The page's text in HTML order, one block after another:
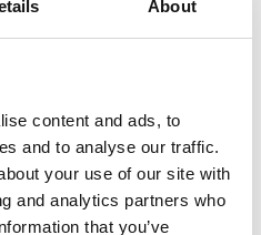
About
content and ads, to
and to analyse our traffic.
your use of our site with
and analytics partners who
that you’ve
el escritor fuera un sastre o
Me espanta el sólo